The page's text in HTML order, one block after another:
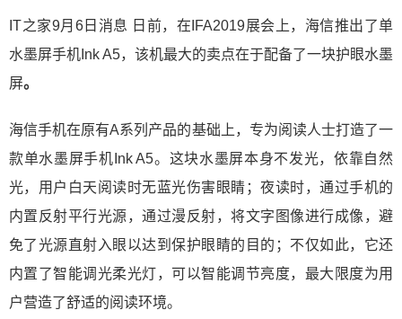
IT之家9月6日消息 日前，在IFA2019展会上，海信推出了单
水墨屏手机Ink A5，该机最大的卖点在于配备了一块护眼水墨
屏。
海信手机在原有A系列产品的基础上，专为阅读人士打造了一
款单水墨屏手机Ink A5。这块水墨屏本身不发光，依靠自然
光，用户白天阅读时无蓝光伤害眼睛；夜读时，通过手机的
内置反射平行光源，通过漫反射，将文字图像进行成像，避
免了光源直射入眼以达到保护眼睛的目的；不仅如此，它还
内置了智能调光柔光灯，可以智能调节亮度，最大限度为用
户营造了舒适的阅读环境。